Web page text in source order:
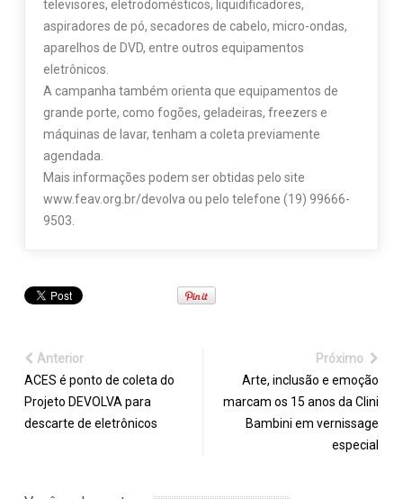
televisores, eletrodomésticos, liquidificadores,
aspiradores de pó, secadores de cabelo, micro-ondas,
aparelhos de DVD, entre outros equipamentos
eletrônicos.
A campanha também orienta que equipamentos de
grande porte, como fogões, geladeiras, freezers e
máquinas de lavar, tenham a coleta previamente
agendada.
Mais informações podem ser obtidas pelo site
www.feav.org.br/devolva ou pelo telefone (19) 99666-
9503.
Anterior
ACES é ponto de coleta do
Projeto DEVOLVA para
descarte de eletrônicos
Próximo
Arte, inclusão e emoção
marcam os 15 anos da Clini
Bambini em vernissage
especial